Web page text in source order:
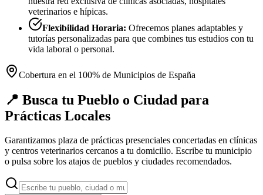
veterinarios e hípicas.
Flexibilidad Horaria: Ofrecemos planes adaptables y
tutorías personalizadas para que combines tus estudios con tu
vida laboral o personal.
Cobertura en el 100% de Municipios de España
📍 Busca tu Pueblo o Ciudad para
Prácticas Locales
Garantizamos plaza de prácticas presenciales concertadas en clínicas
y centros veterinarios cercanos a tu domicilio. Escribe tu municipio
o pulsa sobre los atajos de pueblos y ciudades recomendados.